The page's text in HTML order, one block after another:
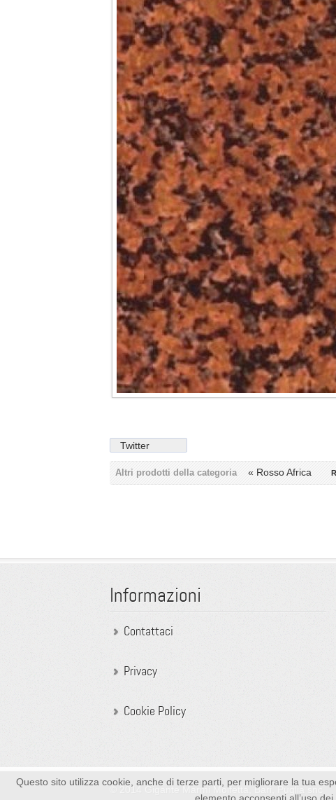
Twitter
Altri prodotti della categoria « Rosso Africa
Informazioni
Contattaci
Privacy
Cookie Policy
© 2014 Gigante Marmi Molfetta, Bari, Puglia snc
Questo sito utilizza cookie, anche di terze parti, per migliorare la tua